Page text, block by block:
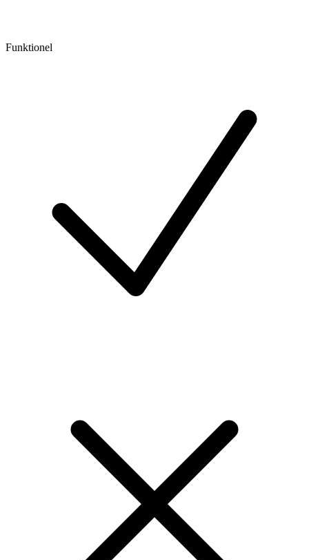
Funktionel